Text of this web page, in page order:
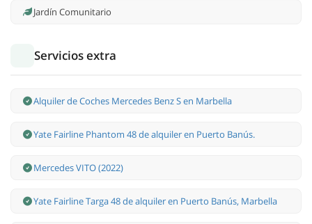
Jardín Comunitario
Servicios extra
Alquiler de Coches Mercedes Benz S en Marbella
Yate Fairline Phantom 48 de alquiler en Puerto Banús.
Mercedes VITO (2022)
Yate Fairline Targa 48 de alquiler en Puerto Banús, Marbella